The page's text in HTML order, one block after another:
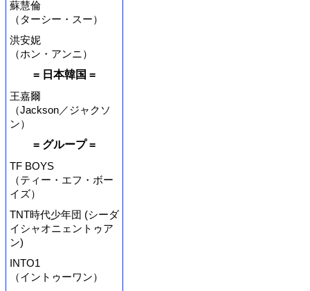
蘇慧倫
（ターシー・スー）
洪安妮
（ホン・アンニ）
= 日本韓国 =
王嘉爾
（Jackson／ジャクソ
ン）
= グループ =
TF BOYS
（ティー・エフ・ボー
イズ）
TNT時代少年団 (シーダ
イシャオニェントゥア
ン)
INTO1
（イントゥーワン）